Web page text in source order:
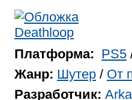
Платформа: PS5
Жанр: Шутер / От
Разработчик: